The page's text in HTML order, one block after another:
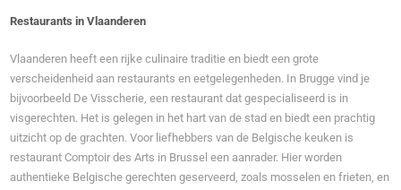
Restaurants in Vlaanderen
Vlaanderen heeft een rijke culinaire traditie en biedt een grote
verscheidenheid aan restaurants en eetgelegenheden. In Brugge vind je
bijvoorbeeld De Visscherie, een restaurant dat gespecialiseerd is in
visgerechten. Het is gelegen in het hart van de stad en biedt een prachtig
uitzicht op de grachten. Voor liefhebbers van de Belgische keuken is
restaurant Comptoir des Arts in Brussel een aanrader. Hier worden
authentieke Belgische gerechten geserveerd, zoals mosselen en frieten, en